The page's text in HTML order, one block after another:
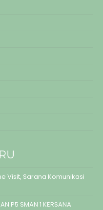
Visit, Sarana Komunikasi
P5 SMAN 1 KERSANA